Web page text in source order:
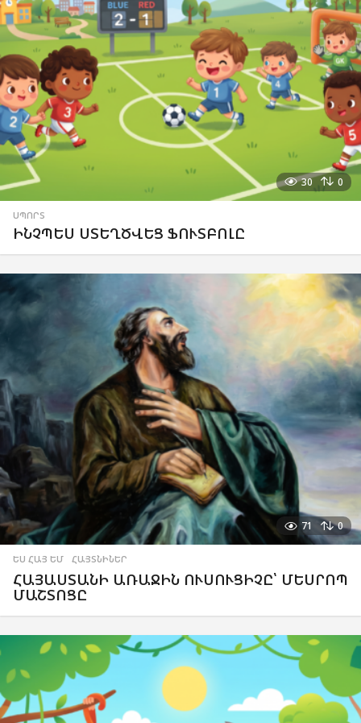
30 0
ՍՊՈՐՏ
ԻՆՉՊԵՍ ՍՏԵՂԾՎԵՑ ՖՈՒՏԲՈԼԸ
71 0
ԵՍ ՀԱՅ ԵՄ ,ՀԱՅՏՆԻՆԵՐ
ՀԱՅԱՍՏԱՆԻ ԱՌԱՋԻՆ ՈՒՍՈՒՑԻՉԸ՝ ՄԵՍՐՈՊ
ՄԱՇՏՈՑԸ